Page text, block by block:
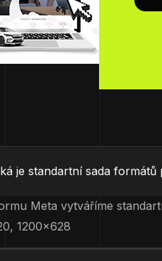
je standartní sada
Meta vytváříme
1200×628